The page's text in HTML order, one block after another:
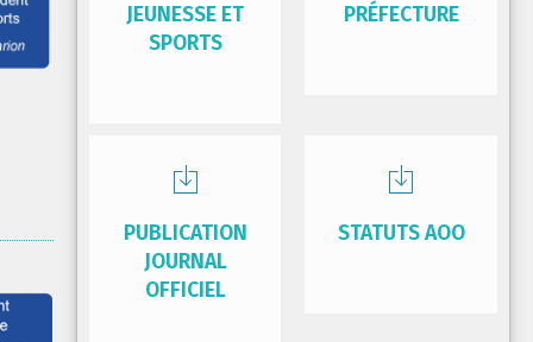
JEUNESSE ET
SPORTS
PRÉFECTURE
PUBLICATION
JOURNAL
OFFICIEL
STATUTS AOO